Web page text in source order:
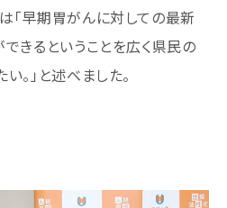
「早期胃がんに対しての最新
きるということを広く県民の
。」と述べました。